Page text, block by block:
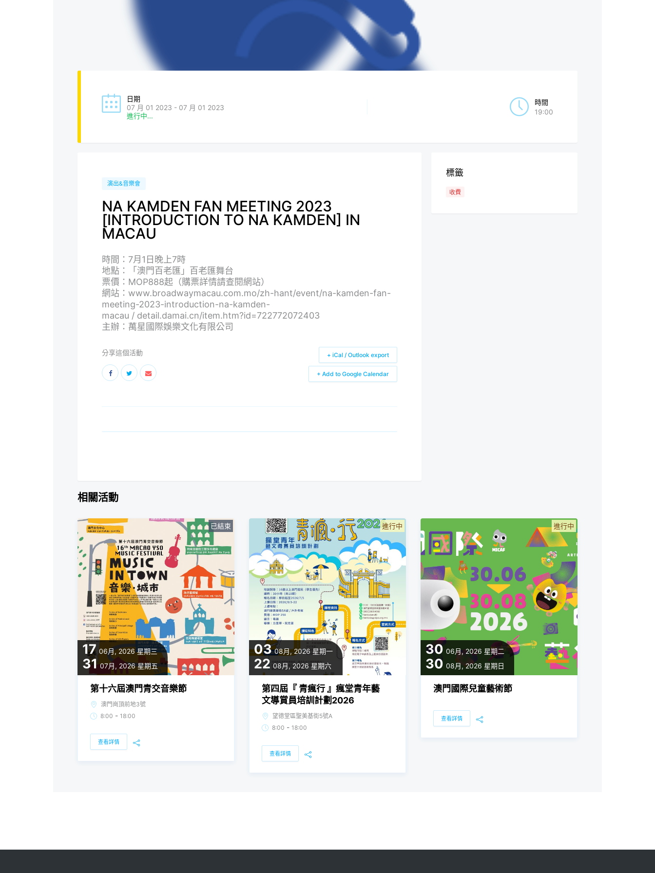
日期
07 月 01 2023 - 07 月 01 2023
進行中...
時間
19:00
演出&音樂會
NA KAMDEN FAN MEETING 2023
[INTRODUCTION TO NA KAMDEN] IN
MACAU
時間：7月1日晚上7時
地點：「澳門百老匯」百老匯舞台
票價：MOP888起（購票詳情請查閱網站）
網站： www.broadwaymacau.com.mo/zh-hant/event/na-kamden-fan-
meeting-2023-introduction-na-kamden-
macau / detail.damai.cn/item.htm?id=722772072403
主辦：萬星國際娛樂文化有限公司
分享這個活動
+ Add to Google Calendar
+ iCal / Outlook export
標籤
收費
相關活動
17 06月, 2026 星期三
31 07月, 2026 星期五
已結束
第十六屆澳門青交音樂節
澳門崗頂前地3號
8:00 - 18:00
查看詳情
03 08月, 2026 星期一
22 08月, 2026 星期六
進行中
第四屆『 青瘋行 』瘋堂青年藝
文導賞員培訓計劃2026
望德堂區聖美基街5號A
8:00 - 18:00
查看詳情
30 06月, 2026 星期二
30 08月, 2026 星期日
進行中
澳門國際兒童藝術節
查看詳情